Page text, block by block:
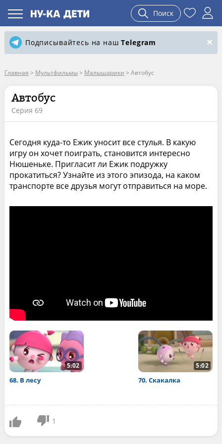
Поиск
Подписывайтесь на нашTelegram
Главная > Мультфильмы > Малышарики > Автобус
Автобус
Серия 69
Сегодня куда-то Ежик уносит все стулья. В какую
игру он хочет поиграть, становится интересно
Нюшеньке. Пригласит ли Ежик подружку
прокатиться? Узнайте из этого эпизода, на каком
транспорте все друзья могут отправиться на море.
5:02
68. В лесу
5:02
70. Скакалка
1